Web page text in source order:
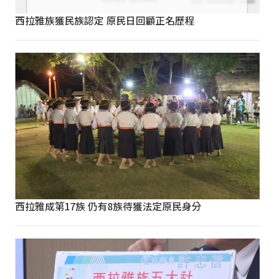
西拉雅族獲民族認定 原民日回顧正名歷程
西拉雅成第17族 仍有8族待獲法定原民身分